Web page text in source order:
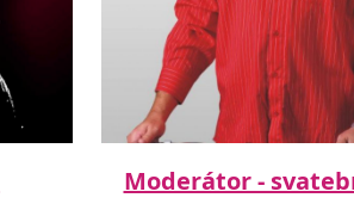
Moderátor -